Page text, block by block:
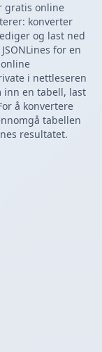
gratis online
konverter
og last ned
for en
i nettleseren
inn en tabell, last
å konvertere
tabellen
resultatet.